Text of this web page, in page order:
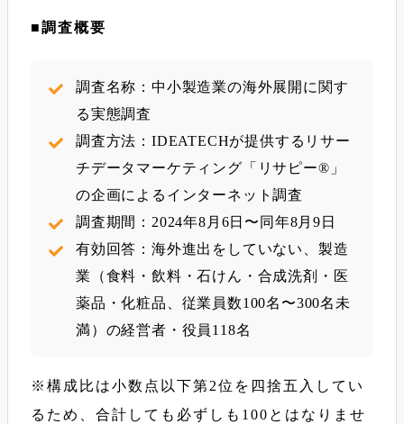
■調査概要
調査名称：中小製造業の海外展開に関す
る実態調査
調査方法：IDEATECHが提供するリサー
チデータマーケティング「リサピー®︎」
の企画によるインターネット調査
調査期間：2024年8月6日〜同年8月9日
有効回答：海外進出をしていない、製造
業（食料・飲料・石けん・合成洗剤・医
薬品・化粧品、従業員数100名〜300名未
満）の経営者・役員118名
※構成比は小数点以下第2位を四捨五入してい
るため、合計しても必ずしも100とはなりませ